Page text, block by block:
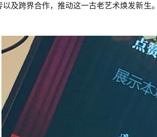
及跨界合作，推动这一古老艺术焕发新